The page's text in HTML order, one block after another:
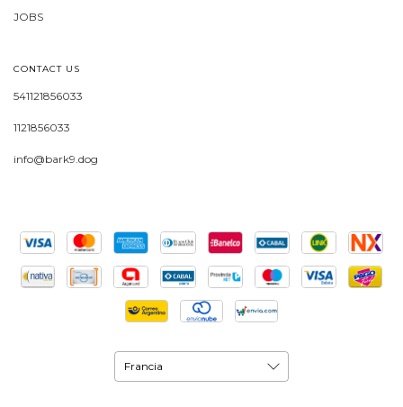
JOBS
CONTACT US
541121856033
1121856033
info@bark9.dog